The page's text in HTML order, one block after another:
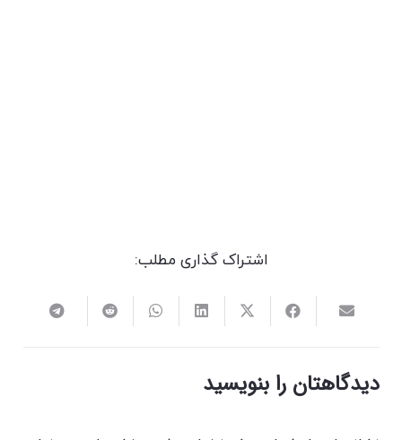
اشتراک گذاری مطلب:
دیدگاهتان را بنویسید